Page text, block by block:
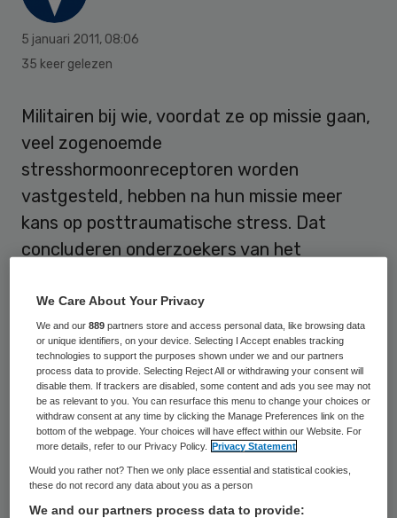
5 januari 2011, 08:06
35 keer gelezen
Militairen bij wie, voordat ze op missie gaan,
veel zogenoemde
stresshormoonreceptoren worden
vastgesteld, hebben na hun missie meer
kans op posttraumatische stress. Dat
concluderen onderzoekers van het
de Militaire Geestelijke Gezondheidszorg in
een studie die dinsdag is gepresenteerd.
American Journal of Psychiatry
De conclusies zijn ook gepubliceerd in het
januarinummer van het Amerikaans
wetenschappelijke tijdschrift American
Journal of Psychiatry.
We Care About Your Privacy
We and our889 partners store and access personal data, like browsing data
or unique identifiers, on your device. Selecting I Accept enables tracking
technologies to support the purposes shown under we and our partners
process data to provide. Selecting Reject All or withdrawing your consent will
disable them. If trackers are disabled, some content and ads you see may not
be as relevant to you. You can resurface this menu to change your choices or
withdraw consent at any time by clicking the Manage Preferences link on the
bottom of the webpage. Your choices will have effect within our Website. For
more details, refer to our Privacy Policy.
Privacy Statement
Would you rather not? Then we only place essential and statistical cookies,
these do not record any data about you as a person
We and our partners process data to provide: